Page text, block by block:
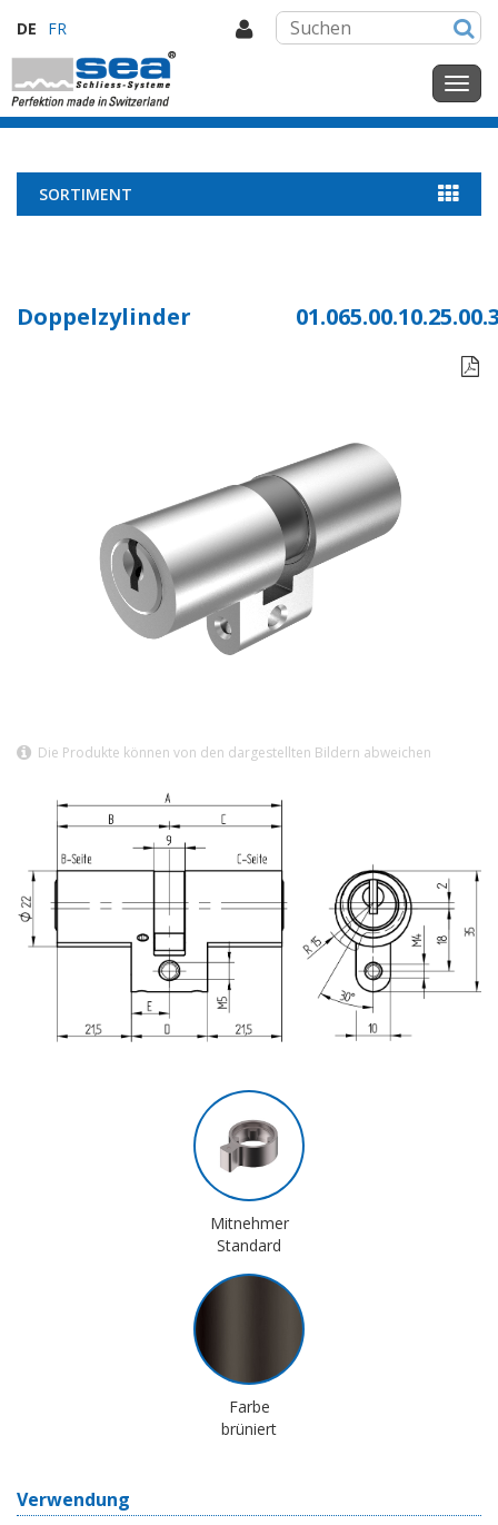
DE FR
SORTIMENT
Doppelzylinder

Die Produkte können von den dargestellten Bildern abweichen
Mitnehmer
Standard
Farbe
brüniert
Verwendung